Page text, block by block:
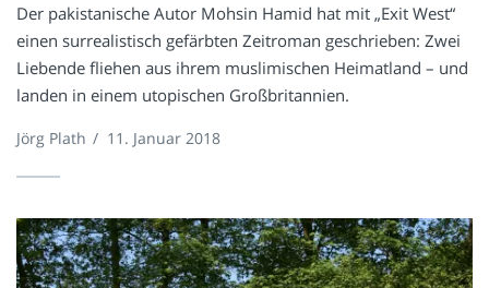
Der pakistanische Autor Mohsin Hamid hat mit „Exit West“
einen surrealistisch gefärbten Zeitroman geschrieben: Zwei
Liebende fliehen aus ihrem muslimischen Heimatland – und
landen in einem utopischen Großbritannien.
Jörg Plath / 11. Januar 2018